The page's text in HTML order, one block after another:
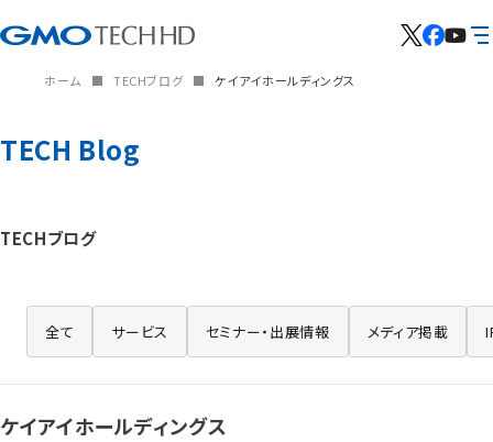
ホーム TECHブログ ケイアイホールディングス
TECH Blog
TECHブログ
全て サービス セミナー・出展情報 メディア掲載
ケイアイホールディングス